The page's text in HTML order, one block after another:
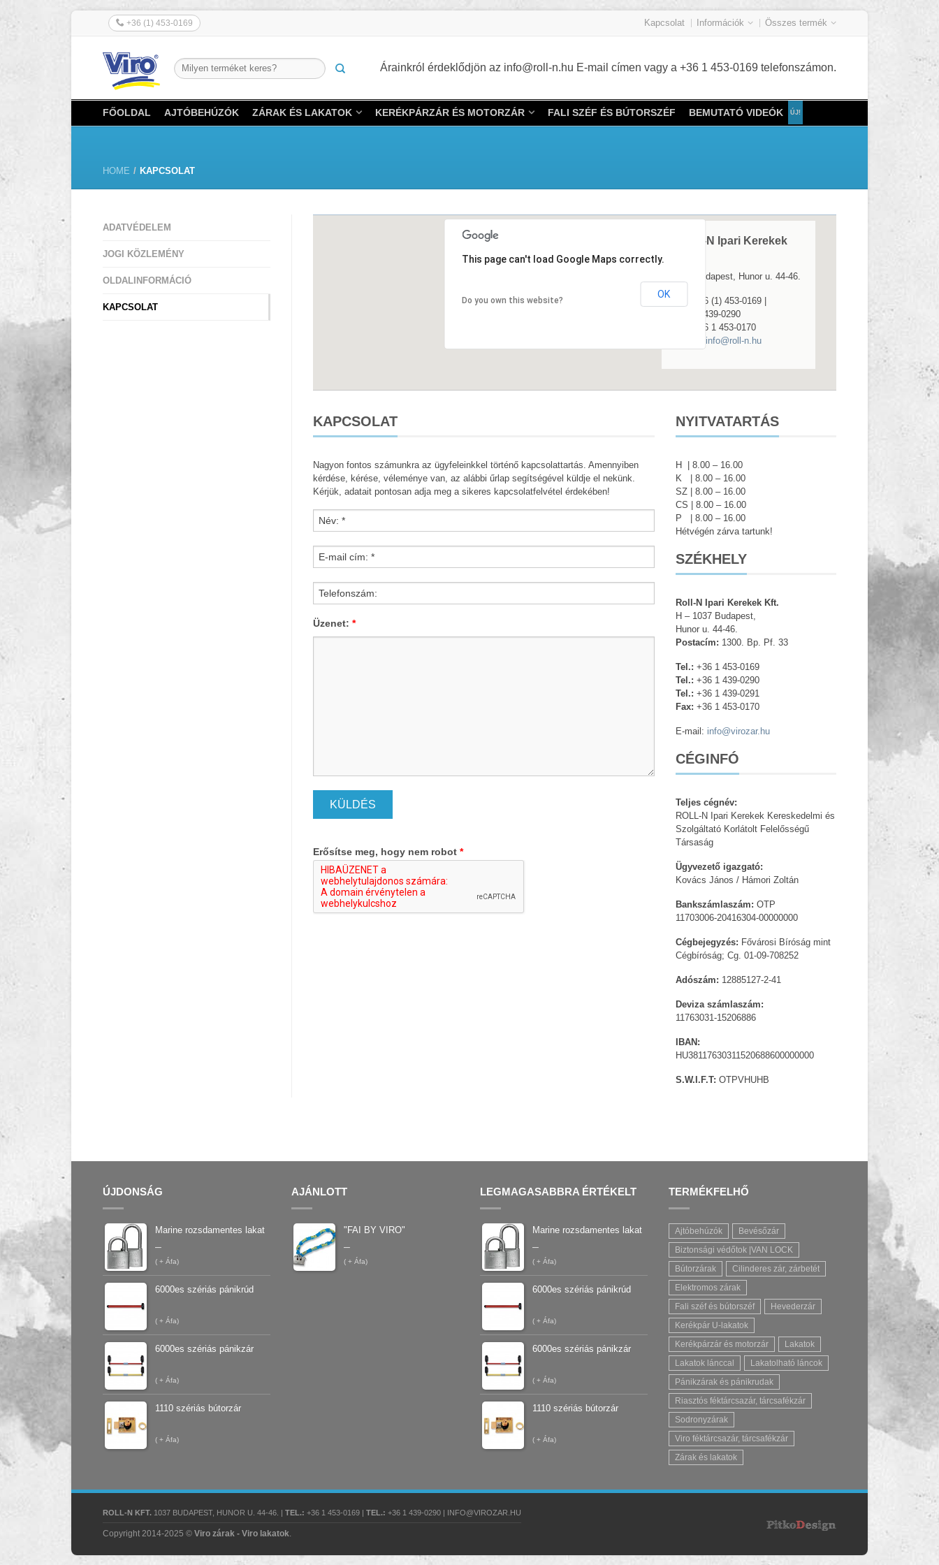
+36 (1) 453-0169 Kapcsolat Információk Összes termék
Árainkról érdeklődjön az info@roll-n.hu E-mail címen vagy a +36 1 453-0169 telefonszámon.
FŐOLDAL AJTÓBEHÚZÓK ZÁRAK ÉS LAKATOK KERÉKPÁRZÁR ÉS MOTORZÁR FALI SZÉF ÉS BÚTORSZÉF BEMUTATÓ VIDEÓK
HOME / KAPCSOLAT
This page can't load Google Maps correctly.
Do you own this website?
OK
ROLL-N Ipari Kerekek
1037 Budapest, Hunor u. 44-46.
+36 (1) 453-0169 |
+36 (1) 439-0290
+36 1 453-0170
info@roll-n.hu
KAPCSOLAT
Nagyon fontos számunkra az ügyfeleinkkel történő kapcsolattartás. Amennyiben
kérdése, kérése, véleménye van, az alábbi űrlap segítségével küldje el nekünk.
Kérjük, adatait pontosan adja meg a sikeres kapcsolatfelvétel érdekében!
Üzenet: *
Erősítse meg, hogy nem robot *
NYITVATARTÁS
H | 8.00 – 16.00
K | 8.00 – 16.00
SZ | 8.00 – 16.00
CS | 8.00 – 16.00
P | 8.00 – 16.00
Hétvégén zárva tartunk!
SZÉKHELY
Roll-N Ipari Kerekek Kft.
H – 1037 Budapest,
Hunor u. 44-46.
Postacím: 1300. Bp. Pf. 33
Tel.: +36 1 453-0169
Tel.: +36 1 439-0290
Tel.: +36 1 439-0291
Fax: +36 1 453-0170
E-mail: info@virozar.hu
CÉGINFÓ
Teljes cégnév:
ROLL-N Ipari Kerekek Kereskedelmi és
Szolgáltató Korlátolt Felelősségű
Társaság
Ügyvezető igazgató:
Kovács János / Hámori Zoltán
Bankszámlaszám:OTP
11703006-20416304-00000000
Cégbejegyzés: Fővárosi Bíróság mint
Cégbíróság; Cg. 01-09-708252
Adószám: 12885127-2-41
Deviza számlaszám:
11763031-15206886
IBAN:
HU38117630311520688600000000
S.W.I.F.T: OTPVHUHB
ADATVÉDELEM
JOGI KÖZLEMÉNY
OLDALINFORMÁCIÓ
KAPCSOLAT
ÚJDONSÁG
Marine rozsdamentes lakat
–
( + Áfa)
6000es szériás pánikrúd
( + Áfa)
6000es szériás pánikzár
( + Áfa)
1110 szériás bútorzár
( + Áfa)
AJÁNLOTT
"FAI BY VIRO"
–
( + Áfa)
LEGMAGASABBRA ÉRTÉKELT
Marine rozsdamentes lakat
–
( + Áfa)
6000es szériás pánikrúd
( + Áfa)
6000es szériás pánikzár
( + Áfa)
1110 szériás bútorzár
( + Áfa)
TERMÉKFELHŐ
Ajtóbehúzók
Bevésőzár
Biztonsági védőtok |VAN LOCK
Bútorzárak
Cilinderes zár, zárbetét
Elektromos zárak
Fali széf és bútorszéf
Hevederzár
Kerékpár U-lakatok
Kerékpárzár és motorzár
Lakatok
Lakatok lánccal
Lakatolható láncok
Pánikzárak és pánikrudak
Riasztós féktárcsazár, tárcsafékzár
Sodronyzárak
Viro féktárcsazár, tárcsafékzár
Zárak és lakatok
ROLL-N KFT. 1037 BUDAPEST, HUNOR U. 44-46. | TEL.: +36 1 453-0169 | TEL.: +36 1 439-0290 | INFO@VIROZAR.HU
Copyright 2014-2025 © Viro zárak - Viro lakatok